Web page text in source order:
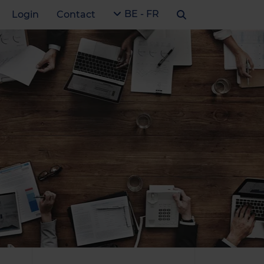
Login Contact BE - FR